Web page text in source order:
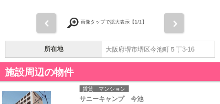
画像タップで拡大表示【1/1】
所在地 大阪府堺市堺区今池町５丁3-16
施設周辺の物件
賃貸｜マンション
サニーキャンプ 今池